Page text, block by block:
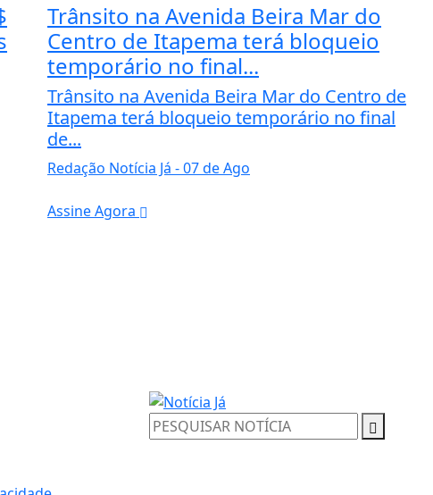
Trânsito na Avenida Beira Mar do
Centro de Itapema terá bloqueio
temporário no final...
Trânsito na Avenida Beira Mar do Centro de
Itapema terá bloqueio temporário no final
de...
Redação Notícia Já - 07 de Ago
Assine Agora